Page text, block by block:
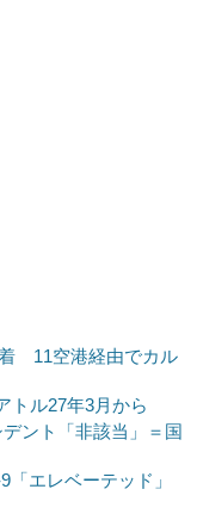
11空港経由でカル
ル27年3月から
ント「非該当」＝国
エレベーテッド」